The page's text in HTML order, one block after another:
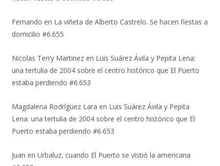
Fernando en La viñeta de Alberto Castrelo. Se hacen fiestas a
domicilio #6.655
Nicolas Terry Martinez en Luis Suárez Ávila y Pepita Lena:
una tertulia de 2004 sobre el centro histórico que El Puerto
estaba perdiendo #6.653
Magdalena Rodríguez Lara en Luis Suárez Ávila y Pepita
Lena: una tertulia de 2004 sobre el centro histórico que El
Puerto estaba perdiendo #6.653
Juan en Urbaluz, cuando El Puerto se vistió la americana